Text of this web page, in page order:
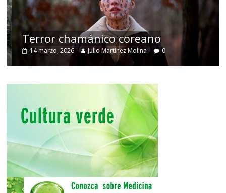
Terror chamánico coreano
14 marzo, 2026 Julio Martínez Molina 0